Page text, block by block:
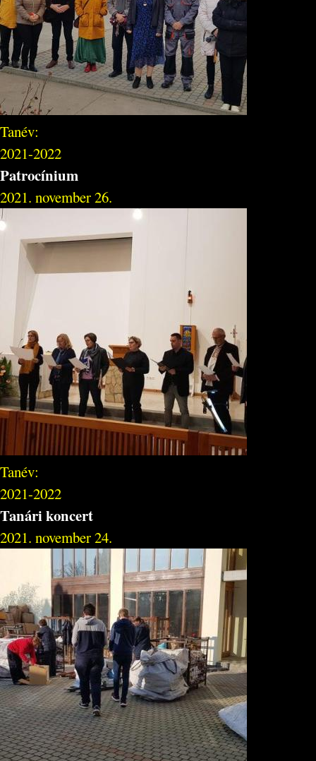
Tanév:
2021-2022
Patrocínium
2021. november 26.
Tanév:
2021-2022
Tanári koncert
2021. november 24.